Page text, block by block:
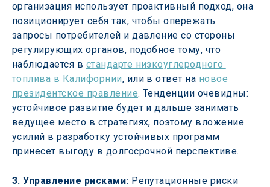
организация использует проактивный подход, она
позиционирует себя так, чтобы опережать
запросы потребителей и давление со стороны
регулирующих органов, подобное тому, что
наблюдается в стандарте низкоуглеродного
топлива в Калифорнии, или в ответ на новое
президентское правление. Тенденции очевидны:
устойчивое развитие будет и дальше занимать
ведущее место в стратегиях, поэтому вложение
усилий в разработку устойчивых программ
принесет выгоду в долгосрочной перспективе.
3. Управление рисками: Репутационные риски